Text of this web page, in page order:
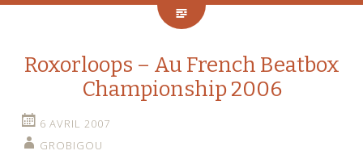
Roxorloops – Au French Beatbox
Championship 2006
6 AVRIL 2007
GROBIGOU